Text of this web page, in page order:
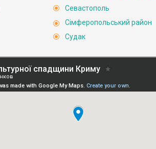
Севастополь
Сімферопольський район
Судак